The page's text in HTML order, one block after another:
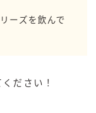
ーズを飲んで
ださい！